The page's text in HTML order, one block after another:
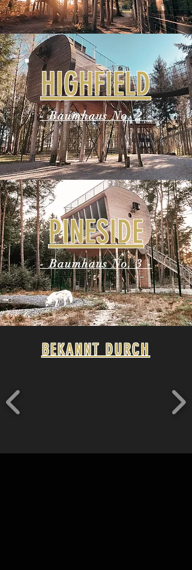
HIGHFIELD
- Baumhaus No. 2 -
PINESIDE
- Baumhaus No. 3 -
BEKANNT DURCH